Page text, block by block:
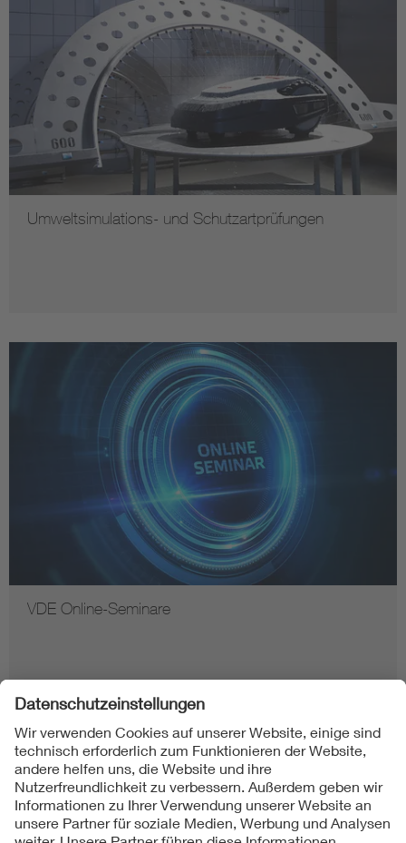
Umweltsimulations- und Schutzartprüfungen
VDE Online-Seminare
Folgen Sie uns auf